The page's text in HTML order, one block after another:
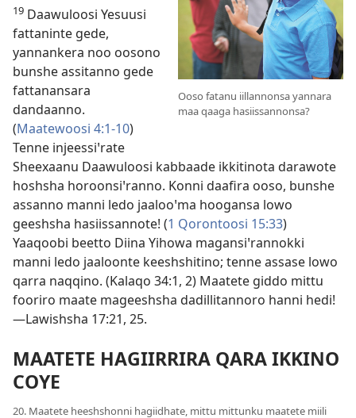
Ooso fatanu iillannonsa yannara
maa qaaga hasiissannonsa?
19 Daawuloosi Yesuusi
fattaninte gede,
yannankera noo oosono
bunshe assitanno gede
fattanansara
dandaanno.
(Maatewoosi 4:1-10)
Tenne injeessiꞌrate
Sheexaanu Daawuloosi kabbaade ikkitinota darawote
hoshsha horoonsiꞌranno. Konni daafira ooso, bunshe
assanno manni ledo jaalooꞌma hoogansa lowo
geeshsha hasiissannote! (1 Qorontoosi 15:33)
Yaaqoobi beetto Diina Yihowa magansiꞌrannokki
manni ledo jaaloonte keeshshitino; tenne assase lowo
qarra naqqino. (Kalaqo 34:1, 2) Maatete giddo mittu
fooriro maate mageeshsha dadillitannoro hanni hedi!
—Lawishsha 17:21, 25.
MAATETE HAGIIRRIRA QARA IKKINO
COYE
20. Maatete heeshshonni hagiidhate, mittu mittunku maatete miili